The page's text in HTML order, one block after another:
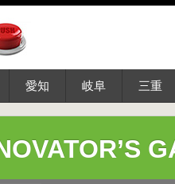
愛知 岐阜 三重